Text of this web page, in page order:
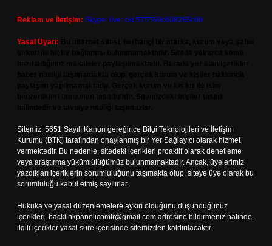
Reklam ve İletişim: Skype: live:.cid.575569c608265c69
Yasal Uyarı:
Sitemiz, 5651 Sayılı Kanun gereğince Bilgi Teknolojileri ve İletişim
Kurumu (BTK) tarafından onaylanmış bir Yer Sağlayıcı olarak hizmet
vermektedir. Bu nedenle, sitedeki içerikleri proaktif olarak denetleme
veya araştırma yükümlülüğümüz bulunmamaktadır. Ancak, üyelerimiz
yazdıkları içeriklerin sorumluluğunu taşımakta olup, siteye üye olarak bu
sorumluluğu kabul etmiş sayılırlar.
Hukuka ve yasal düzenlemelere aykırı olduğunu düşündüğünüz
içerikleri, backlinkpanelicomtr@gmail.com adresine bildirmeniz halinde,
ilgili içerikler yasal süre içerisinde sitemizden kaldırılacaktır.